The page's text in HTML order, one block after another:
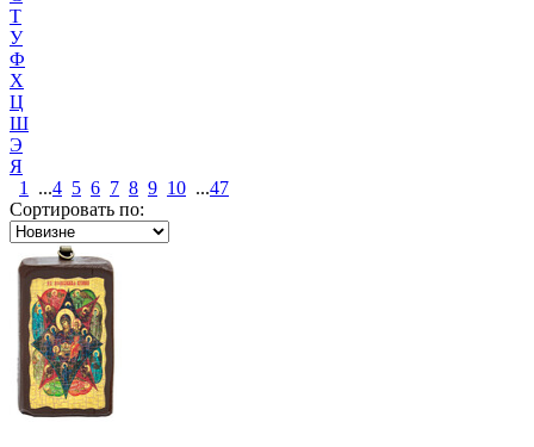
Т
У
Ф
Х
Ц
Ш
Э
Я
1
...4 5 6 7 8 9 10 ...47
Сортировать по: